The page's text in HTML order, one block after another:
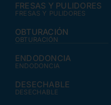
FRESAS Y PULIDORES
FRESAS Y PULIDORES
OBTURACIÓN
OBTURACIÓN
ENDODONCIA
ENDODONCIA
DESECHABLE
DESECHABLE